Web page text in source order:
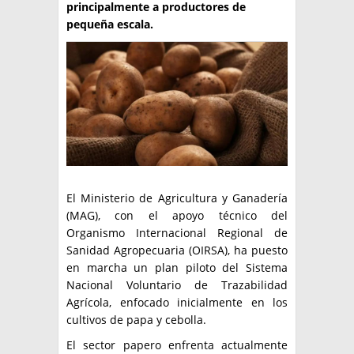
LA PAPA
RESOLUCIONES Y NORMATIVAS
ENLACES
ARGENPAPA
PUBLICIDAD
QUIENES SOMOS
CONTACTO
BUSCAR NOTICIAS
BUSCAR
principalmente a productores de
pequeña escala.
El Ministerio de Agricultura y Ganadería
(MAG), con el apoyo técnico del
Organismo Internacional Regional de
Sanidad Agropecuaria (OIRSA), ha puesto
en marcha un plan piloto del Sistema
Nacional Voluntario de Trazabilidad
Agrícola, enfocado inicialmente en los
cultivos de papa y cebolla.
El sector papero enfrenta actualmente